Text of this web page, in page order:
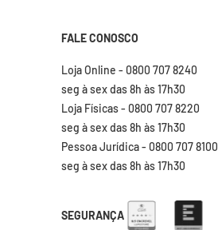
FALE CONOSCO
Loja Online - 0800 707 8240
seg à sex das 8h às 17h30
Loja Físicas - 0800 707 8220
seg à sex das 8h às 17h30
Pessoa Jurídica - 0800 707 8100
seg à sex das 8h às 17h30
SEGURANÇA